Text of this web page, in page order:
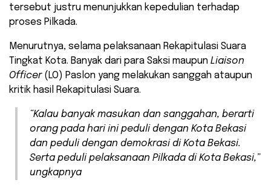
tersebut justru menunjukkan kepedulian terhadap
proses Pilkada.
Menurutnya, selama pelaksanaan Rekapitulasi Suara
Tingkat Kota. Banyak dari para Saksi maupun Liaison
Officer (LO) Paslon yang melakukan sanggah ataupun
kritik hasil Rekapitulasi Suara.
“Kalau banyak masukan dan sanggahan, berarti
orang pada hari ini peduli dengan Kota Bekasi
dan peduli dengan demokrasi di Kota Bekasi.
Serta peduli pelaksanaan Pilkada di Kota Bekasi,”
ungkapnya